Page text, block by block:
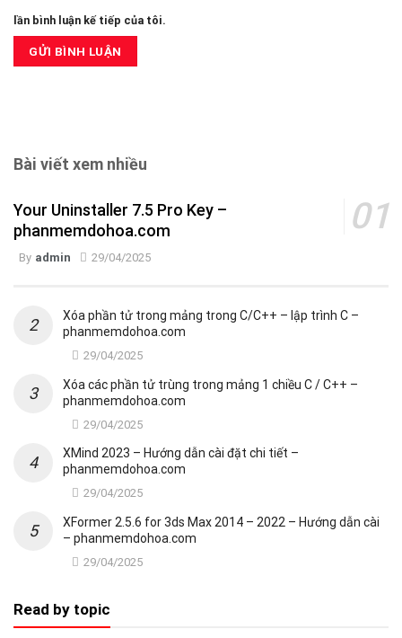
lần bình luận kế tiếp của tôi.
Bài viết xem nhiều
Your Uninstaller 7.5 Pro Key –
phanmemdohoa.com
By admin 29/04/2025
Xóa phần tử trong mảng trong C/C++ – lập trình C –
phanmemdohoa.com
29/04/2025
Xóa các phần tử trùng trong mảng 1 chiều C / C++ –
phanmemdohoa.com
29/04/2025
XMind 2023 – Hướng dẫn cài đặt chi tiết –
phanmemdohoa.com
29/04/2025
XFormer 2.5.6 for 3ds Max 2014 – 2022 – Hướng dẫn cài
– phanmemdohoa.com
29/04/2025
Read by topic